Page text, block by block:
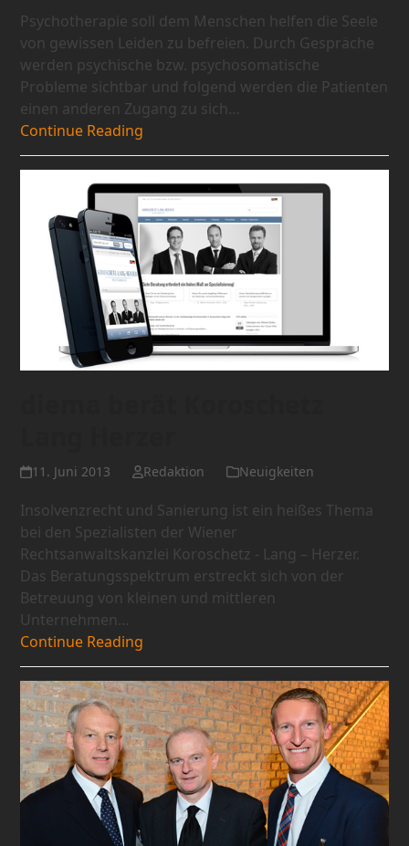
Psychotherapie soll dem Menschen helfen die Seele
von gewissen Leiden zu befreien. Durch Gespräche
werden psychische bzw. psychosomatische
Probleme sichtbar und folgend werden die Patienten
einen anderen Zugang zu sich…
Continue Reading
11. Juni 2013 Redaktion Neuigkeiten
Insolvenzrecht und Sanierung ist ein heißes Thema
bei den Spezialisten der Wiener
Rechtsanwaltskanzlei Koroschetz - Lang – Herzer.
Das Beratungsspektrum erstreckt sich von der
Betreuung von kleinen und mittleren
Unternehmen…
Continue Reading